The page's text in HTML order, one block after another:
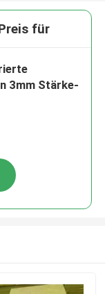
für
3mm Stärke-